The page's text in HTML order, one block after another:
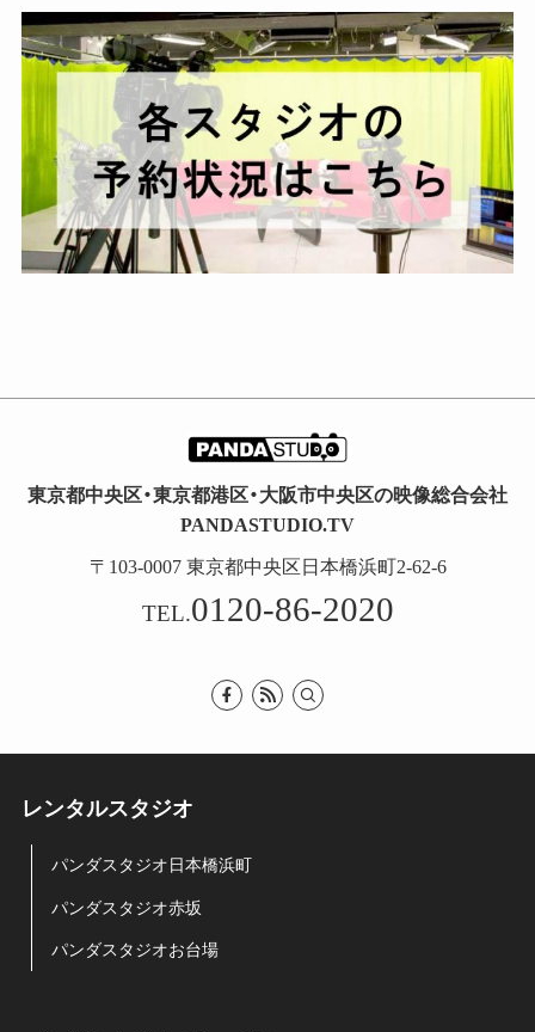
イ
ブ
東京都中央区・東京都港区・大阪市中央区の映像総合会社
PANDASTUDIO.TV
〒103-0007 東京都中央区日本橋浜町2-62-6
TEL.0120-86-2020
レンタルスタジオ
パンダスタジオ日本橋浜町
パンダスタジオ赤坂
パンダスタジオお台場